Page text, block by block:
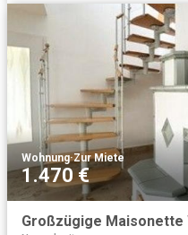
Wohnung·Zur Miete
1.470 €